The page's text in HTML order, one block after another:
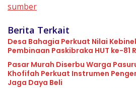
sumber
Berita Terkait
Desa Bahagia Perkuat Nilai
Pembinaan Paskibraka HUT ke-81
Pasar Murah Diserbu Warga
Khofifah Perkuat Instrumen
Jaga Daya Beli